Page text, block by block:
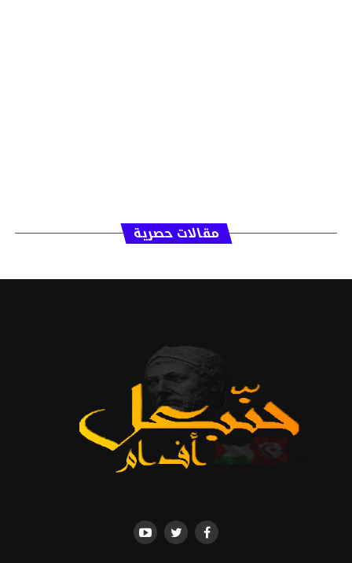
مقالات حصرية